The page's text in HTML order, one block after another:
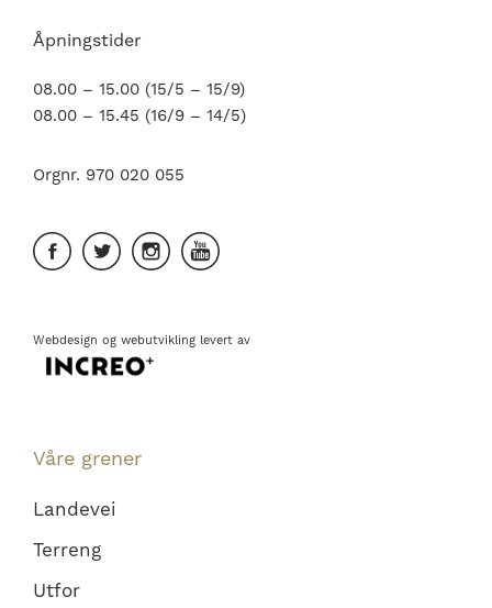
Åpningstider
08.00 – 15.00 (15/5 – 15/9)
08.00 – 15.45 (16/9 – 14/5)
Orgnr. 970 020 055
Webdesign og webutvikling levert av
Våre grener
Landevei
Terreng
Utfor